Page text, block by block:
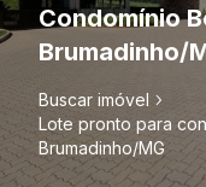
Condomínio
Brumadinho/
Buscar imóvel
Lote pronto para
Brumadinho/MG